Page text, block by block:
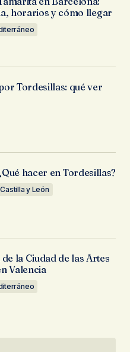
horarios y cómo llegar
Tordesillas: qué ver
hacer en Tordesillas?
Castilla y León
la Ciudad de las Artes
Valencia